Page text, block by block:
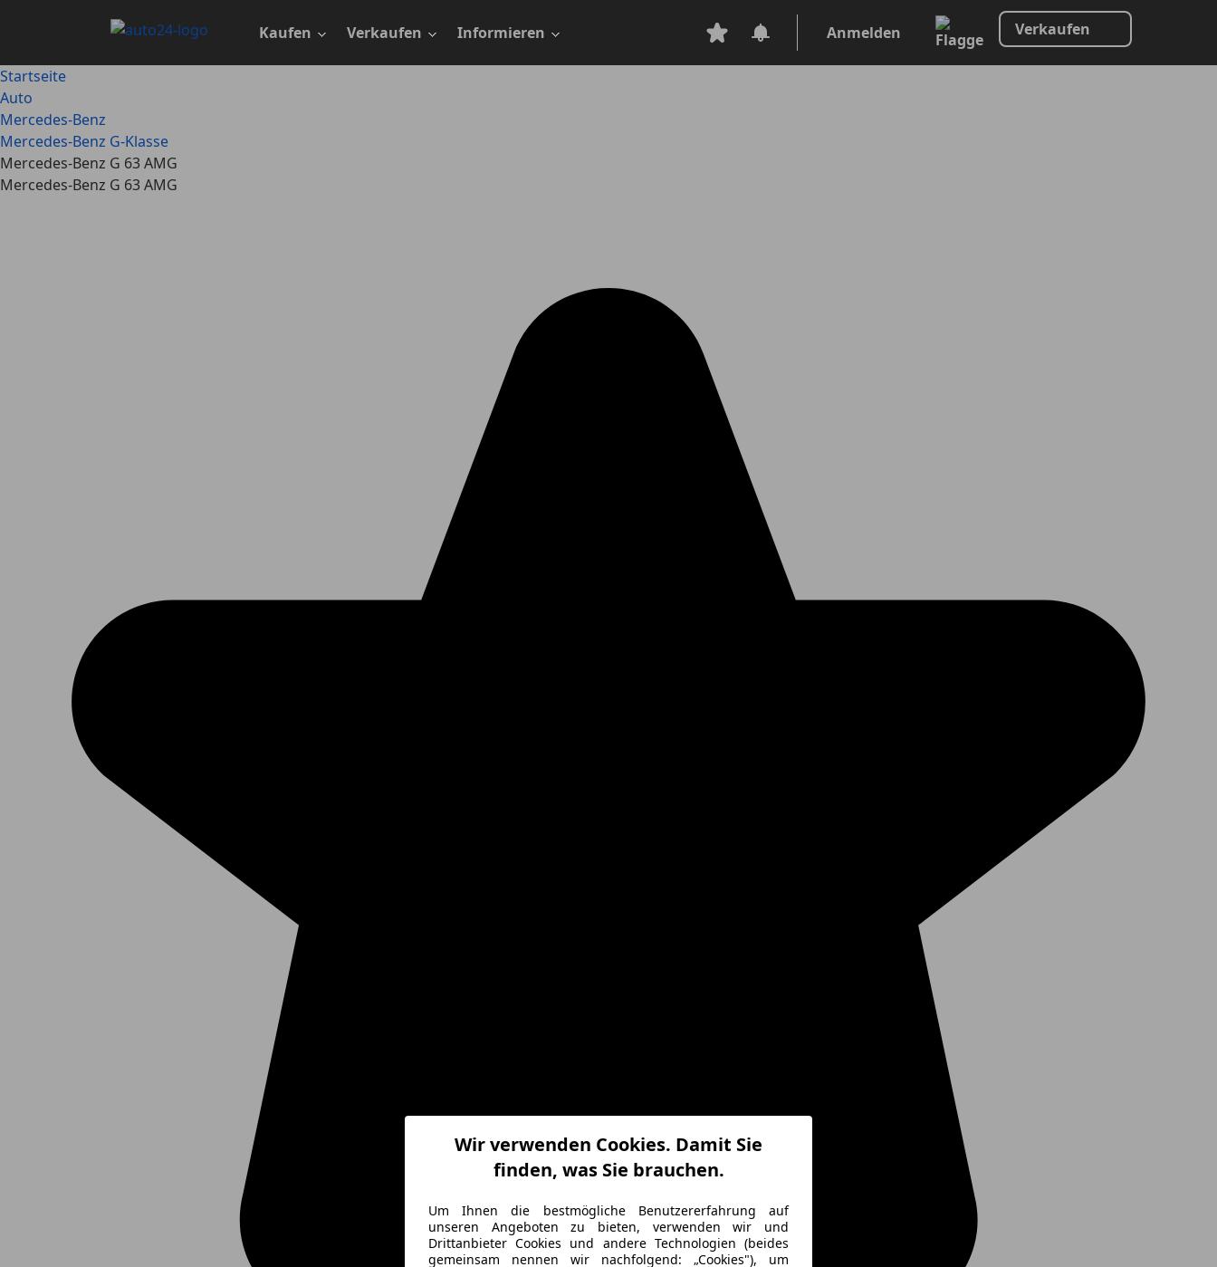
Kaufen Verkaufen Informieren Anmelden Verkaufen
Startseite
Auto
Mercedes-Benz
Mercedes-Benz G-Klasse
Mercedes-Benz G 63 AMG
Mercedes-Benz G 63 AMG
Wir verwenden Cookies. Damit Sie
finden, was Sie brauchen.
Um Ihnen die bestmögliche Benutzererfahrung auf
unseren Angeboten zu bieten, verwenden wir und
Drittanbieter Cookies und andere Technologien (beides
gemeinsam nennen wir nachfolgend: „Cookies"), um